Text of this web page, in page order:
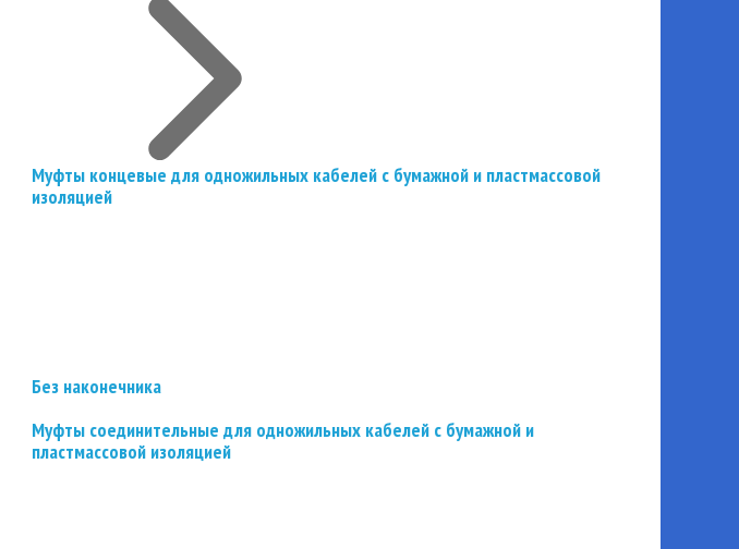
Муфты концевые для одножильных кабелей с бумажной и пластмассовой
изоляцией
Без наконечника
Муфты соединительные для одножильных кабелей с бумажной и
пластмассовой изоляцией